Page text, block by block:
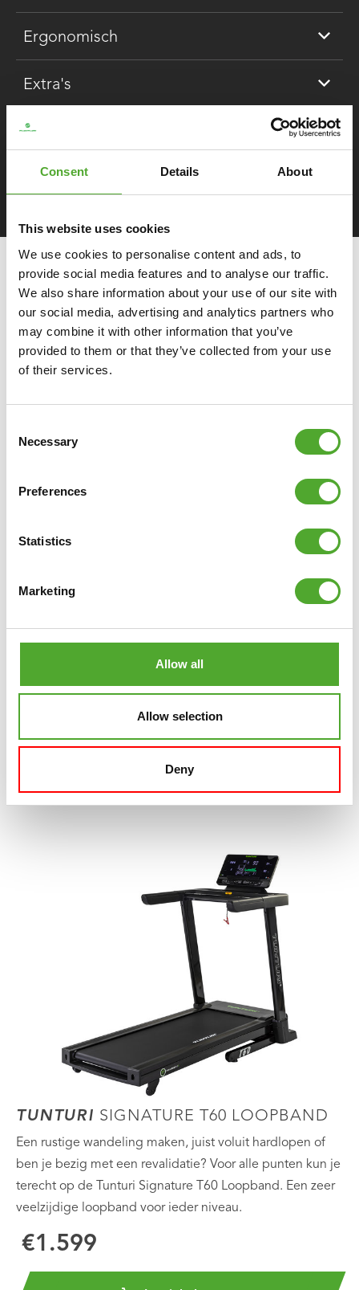
Consent Details About
This website uses cookies
We use cookies to personalise content and ads, to
provide social media features and to analyse our traffic.
We also share information about your use of our site with
our social media, advertising and analytics partners who
may combine it with other information that you’ve
provided to them or that they’ve collected from your use
of their services.
Selection
Necessary
Preferences
Statistics
Marketing
Allow all
Allow selection
Deny
Ergonomisch
Extra's
DOWNLOAD SPECIFICATIES
GERELATEERDE PRODUCTEN
SMEERMIDDEL - 200 ML
IN WINKELWAGEN
TUNTURI SIGNATURE T60 LOOPBAND
Een rustige wandeling maken, juist voluit hardlopen of
ben je bezig met een revalidatie? Voor alle punten kun je
terecht op de Tunturi Signature T60 Loopband. Een zeer
veelzijdige loopband voor ieder niveau.
€1.599